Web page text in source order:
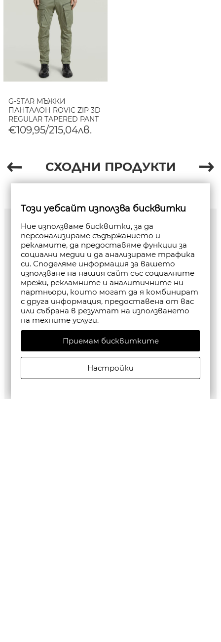
G-STAR МЪЖКИ
ПАНТАЛОН ROVIC ZIP 3D
REGULAR TAPERED PANT
LT ORPHUS
€109,95/215,04лв.
СХОДНИ ПРОДУКТИ
Този уебсайт използва бисквитки
Ние използваме бисквитки, за да
персонализираме съдържанието и
рекламите, да предоставяме функции за
социални медии и да анализираме трафика
си. Споделяме информация за вашето
използване на нашия сайт със социалните
мрежи, рекламните и аналитичните ни
партньори, които могат да я комбинират
с друга информация, предоставена от вас
или събрана в резултат на използването
на техните услуги.
Приемам бисквитките
Настройки